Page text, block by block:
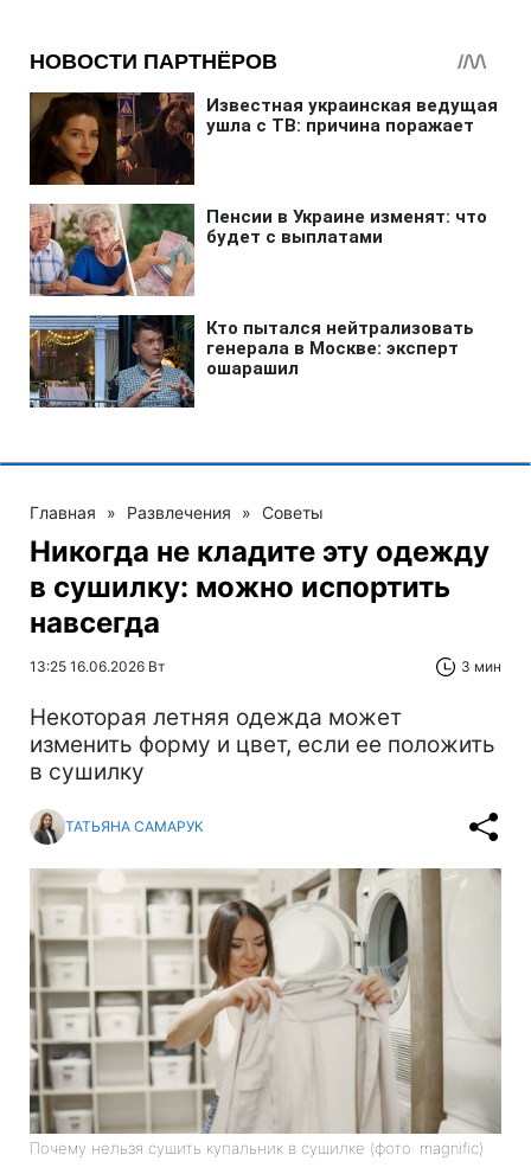
Главная » Развлечения » Советы
Никогда не кладите эту одежду
в сушилку: можно испортить
навсегда
13:25 16.06.2026 Вт 3 мин
Некоторая летняя одежда может
изменить форму и цвет, если ее положить
в сушилку
ТАТЬЯНА САМАРУК
Почему нельзя сушить купальник в сушилке (фото: magnific)